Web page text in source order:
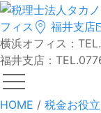
フィス
福井支店
横浜オフィス：
福井支店：
HOME / 税金お役